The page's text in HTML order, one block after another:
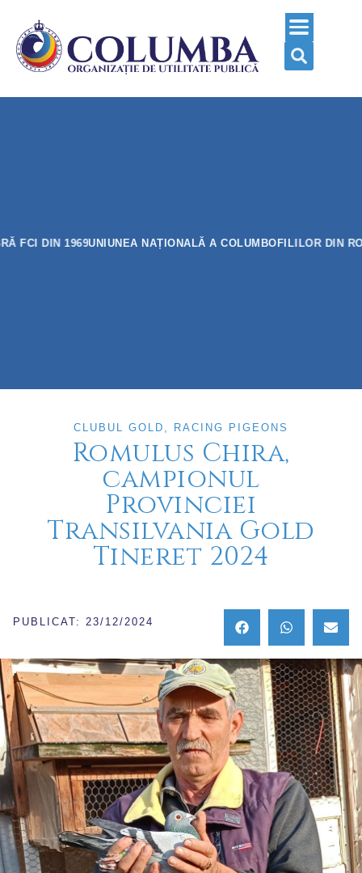
FCI DIN 1969UNIUNEA NAȚIONALĂ A COLUMBOFILILOR
CLUBUL GOLD , RACING PIGEONS
Romulus Chira,
campionul
Provinciei
Transilvania Gold
Tineret 2024
PUBLICAT: 23/12/2024